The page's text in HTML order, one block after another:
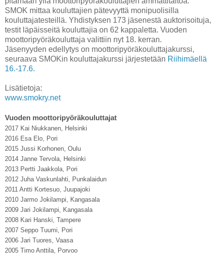
SMOK mittaa kouluttajien pätevyyttä monipuolisilla
kouluttajatesteillä. Yhdistyksen 173 jäsenestä auktorisoituja,
testit läpäisseitä kouluttajia on 62 kappaletta. Vuoden
moottoripyöräkouluttaja valittiin nyt 18. kerran.
Jäsenyyden edellytys on moottoripyöräkouluttajakurssi,
seuraava SMOKin kouluttajakurssi järjestetään Riihimäellä
16.-17.6.
Lisätietoja:
www.smokry.net
Vuoden moottoripyöräkouluttajat
2017 Kai Niukkanen, Helsinki
2016 Esa Elo, Pori
2015 Jussi Korhonen, Oulu
2014 Janne Tervola, Helsinki
2013 Pertti Jaakkola, Pori
2012 Juha Vaskunlahti, Punkalaidun
2011 Antti Kortesuo, Juupajoki
2010 Jarmo Jokilampi, Kangasala
2009 Jari Jokilampi, Kangasala
2008 Kari Hanski, Tampere
2007 Seppo Tuumi, Pori
2006 Jari Tuores, Vaasa
2005 Timo Anttila, Porvoo